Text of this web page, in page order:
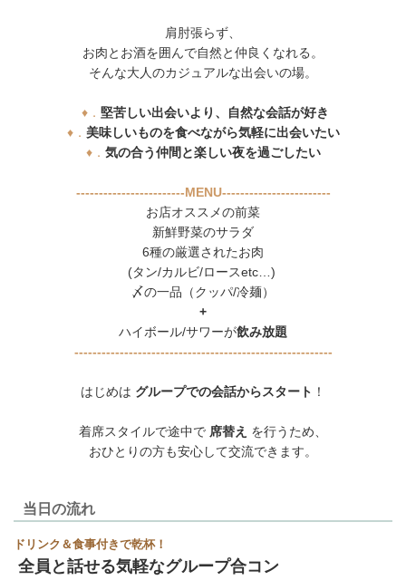
肩肘張らず、
お肉とお酒を囲んで自然と仲良くなれる。
そんな大人のカジュアルな出会いの場。
♦． 堅苦しい出会いより、自然な会話が好き
♦． 美味しいものを食べながら気軽に出会いたい
♦． 気の合う仲間と楽しい夜を過ごしたい
------------------------MENU------------------------
お店オススメの前菜
新鮮野菜のサラダ
6種の厳選されたお肉
(タン/カルビ/ロースetc…)
〆の一品（クッパ/冷麺）
+
ハイボール/サワーが飲み放題
---------------------------------------------------------
はじめは グループでの会話からスタート ！
着席スタイルで途中で 席替え を行うため、
おひとりの方も安心して交流できます。
当日の流れ
ドリンク＆食事付きで乾杯！
全員と話せる気軽なグループ合コン